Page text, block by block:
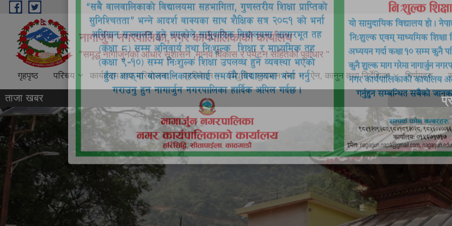
Skip to main content
नागार्जुन नगरपालिका,नगर कार्यपालिकाको कार्यालय
"समृद्ध नागार्जुनको आधार सुशासन ,मानव विकास र पर्यटन सहितको पूर्वाधार "
गृहपृष्ठ परिचय कार्यक्रम तथा परियोजना प्रतिवेदन विद्युतीय शुसासन सेवा ऐन, कानुन तथा निर्देशिका निर्णयहरु
ताजा खबर प्रमुख समाचार:: बैंक